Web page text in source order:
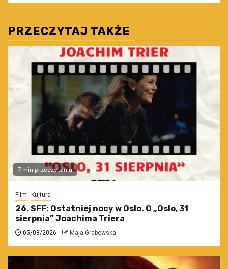
PRZECZYTAJ TAKŻE
7 min przeczytania
Film Kultura
26. SFF: Ostatniej nocy w Oslo. O „Oslo, 31
sierpnia” Joachima Triera
05/08/2026 Maja Grabowska